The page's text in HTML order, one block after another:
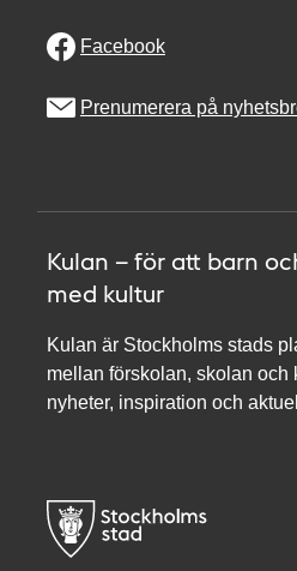
Facebook
Prenumerera på
Kulan – för att barn
med kultur
Kulan är Stockholms stads
mellan förskolan, skolan och
nyheter, inspiration och